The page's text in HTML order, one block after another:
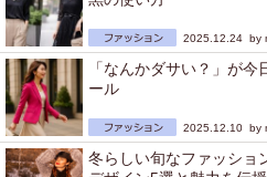
2025.12.24 by
「なんかダサい？」が
ール
2025.12.10 by
冬らしい旬なファッショ